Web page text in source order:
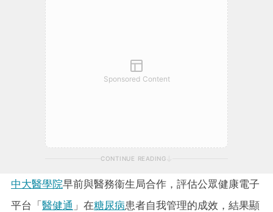
Sponsored Content
CONTINUE READING
中大醫學院早前與醫務衞生局合作，評估公眾健康電子
平台「醫健通 」在糖尿病患者自我管理的成效，結果顯